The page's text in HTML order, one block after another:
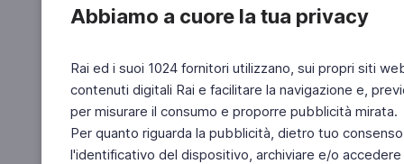
Abbiamo a cuore la tua privacy
Rai ed i suoi 1024 fornitori utilizzano, sui propri siti
contenuti digitali Rai e facilitare la navigazione e,
per misurare il consumo e proporre pubblicità mirata.
Per quanto riguarda la pubblicità, dietro tuo
l'identificativo del dispositivo, archiviare e/o